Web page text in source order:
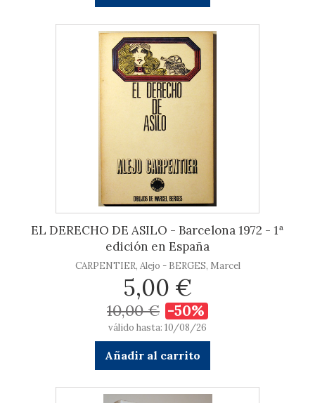
EL DERECHO DE ASILO - Barcelona 1972 - 1ª
edición en España
CARPENTIER, Alejo - BERGES, Marcel
5,00 €
10,00 € -50%
válido hasta: 10/08/26
Añadir al carrito